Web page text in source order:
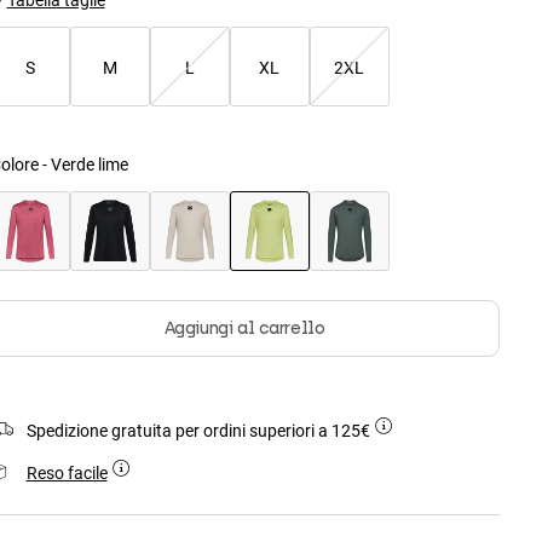
S M L XL 2XL
-Verde lime
Aggiungi al carrello
Spedizione gratuita per ordini superiori a 125€
Reso facile